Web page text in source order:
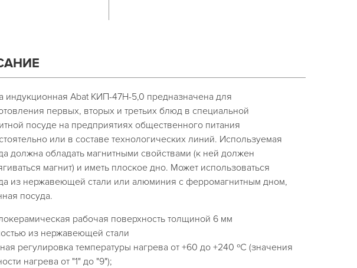
индукционная Abat КИП-47Н-5,0 предназначена для
первых, вторых и третьих блюд в специальной
посуде на предприятиях общественного питания
или в составе технологических линий. Используемая
должна обладать магнитными свойствами (к ней должен
магнит) и иметь плоское дно. Может использоваться
из нержавеющей стали или алюминия с ферромагнитным дном,
посуда.
рабочая поверхность толщиной 6 мм
из нержавеющей стали
регулировка температуры нагрева от +60 до +240 ºС (значения
нагрева от "1" до "9");